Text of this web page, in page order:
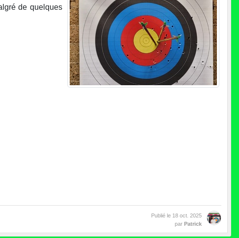
de quelques
Publié le 18 oct. 2025
par Patrick